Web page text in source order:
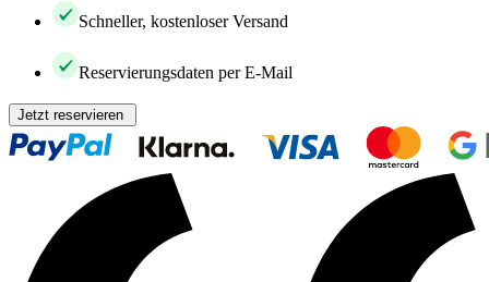
Schneller, kostenloser Versand
Reservierungsdaten per E-Mail
Jetzt reservieren